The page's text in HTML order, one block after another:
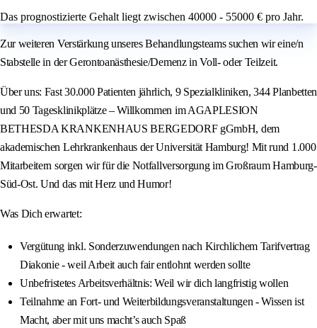
Das prognostizierte Gehalt liegt zwischen 40000 - 55000 € pro Jahr.
Zur weiteren Verstärkung unseres Behandlungsteams suchen wir eine/n
Stabstelle in der Gerontoanästhesie/Demenz in Voll- oder Teilzeit.
Über uns: Fast 30.000 Patienten jährlich, 9 Spezialkliniken, 344 Planbetten
und 50 Tagesklinikplätze – Willkommen im AGAPLESION
BETHESDA KRANKENHAUS BERGEDORF gGmbH, dem
akademischen Lehrkrankenhaus der Universität Hamburg! Mit rund 1.000
Mitarbeitern sorgen wir für die Notfallversorgung im Großraum Hamburg-
Süd-Ost. Und das mit Herz und Humor!
Was Dich erwartet:
Vergütung inkl. Sonderzuwendungen nach Kirchlichem Tarifvertrag
Diakonie - weil Arbeit auch fair entlohnt werden sollte
Unbefristetes Arbeitsverhältnis: Weil wir dich langfristig wollen
Teilnahme an Fort- und Weiterbildungsveranstaltungen - Wissen ist
Macht, aber mit uns macht’s auch Spaß